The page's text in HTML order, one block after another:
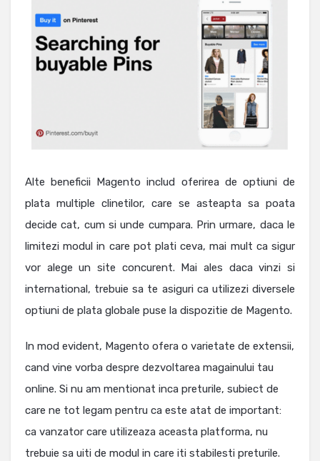
Alte beneficii Magento includ oferirea de optiuni de
plata multiple clinetilor, care se asteapta sa poata
decide cat, cum si unde cumpara. Prin urmare, daca le
limitezi modul in care pot plati ceva, mai mult ca sigur
vor alege un site concurent. Mai ales daca vinzi si
international, trebuie sa te asiguri ca utilizezi diversele
optiuni de plata globale puse la dispozitie de Magento.
In mod evident, Magento ofera o varietate de extensii,
cand vine vorba despre dezvoltarea magainului tau
online. Si nu am mentionat inca preturile, subiect de
care ne tot legam pentru ca este atat de important:
ca vanzator care utilizeaza aceasta platforma, nu
trebuie sa uiti de modul in care iti stabilesti preturile.